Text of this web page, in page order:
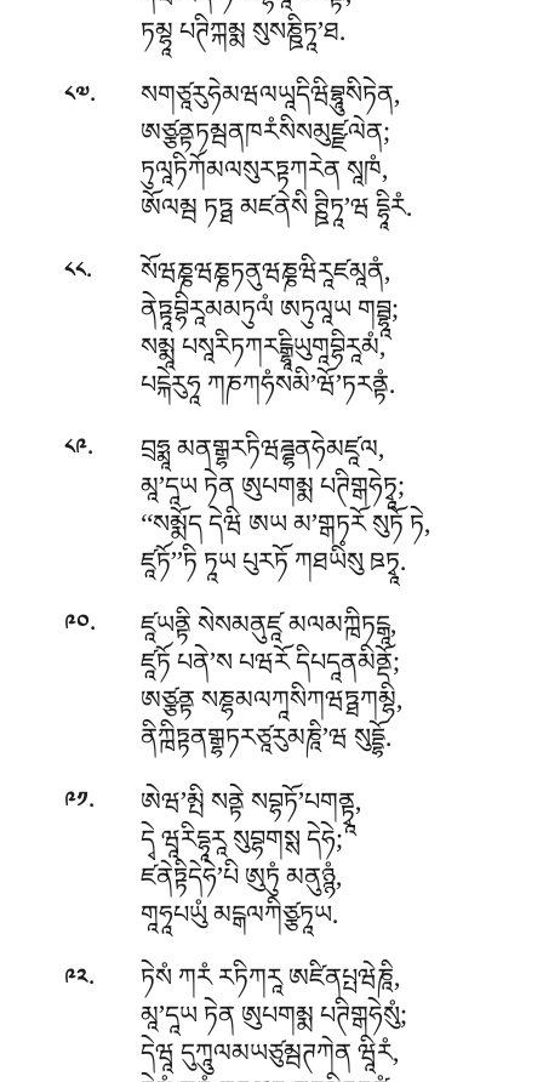
ཏམྷཱ པཊིཀྐམྨ སུསཎྛིཏཱ’ཐ.
༨༧. སགཙཱརུཧེམཝལཡཱདིཝིབྷཱུསིཏེན,
ཨཙྩནྟཏམྦནཁརཾསིསམུཛྫལེན;
ཏུལཱཏིཀོམལསུརཏྟཀརེན སཱཁཾ,
ཨོལམྦ ཏཏྠ མཛནེསི ཊྛིཏཱ’ཝ དྷཱིརཾ.
༨༨. སོཝཎྞཝཎྞཏནུཝཎྞཝིརཱཛམཱནཾ,
ནེཏྟཱབྷིརཱམམཏུལཾ ཨཏུལཱཡ གབྦྷཱ;
སམྨཱ པསཱརིཏཀརངྒྷཱིཡུགཱབྷིརཱམཾ,
པངྐེརུཧཱ ཀཎཀཧཾསམི’ཝོ’ཏརནྟཾ.
༨༩. བྲཧྨཱ མནགྒྷརཏིཝཌྜྷནཧེམཛཱལ,
མཱ’དཱཡ ཏེན ཨུཔགམྨ པཊིགྒཧེཏྭཱ;
‘‘སམྨོད དེཝི ཨཡ མ’གྒཏརོ སུཏོ ཏེ,
ཛཱཏོ’’ཏི ཏཱཡ པུརཏོ ཀཐཡིཾསུ ཋཏྭཱ.
༩༠. ཛཱཡནྟི སེསམནུཛཱ མལམཀྑིཏངྒཱ,
ཛཱཏོ པནེ’ས པཝརོ དིཔདཱནམིནྡོ;
ཨཙྩནྟ སཎྷམལཀཱསིཀཝཏྠཀམྷི,
ནིཀྑིཏྟནགྒྷཏརཙཱརུམཎཱི’ཝ སུདྡྷོ.
༩༡. ཨེཝ’མྤི སནྟེ སབྷཏོ’པགནྟྭཱ,
དྭེ ཝཱརིདྷཱརཱ སུབྷགསྶ དེཧེ;
ཛནེཏྟིདེཧེ’པི ཨུཏུཾ མནུཉྙཾ,
གཱཧཱཔཡུཾ མངྒལཀིཙྩཏཱཡ.
༩༢. ཏེསཾ ཀརཾ རཏིཀརཱ ཨཛིནཔྤཝེཎཱི,
མཱ’དཱཡ ཏེན ཨུཔགམྨ པཊིགྒཧེསུཾ;
དེཝཱ དུཀཱུལམཡཙུམྦཊཀེན ཝཱིརཾ,